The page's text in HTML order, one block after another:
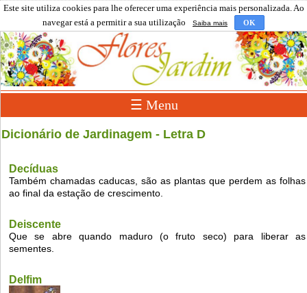
Este site utiliza cookies para lhe oferecer uma experiência mais personalizada. Ao
navegar está a permitir a sua utilização
Saiba mais OK
☰ Menu
Dicionário de Jardinagem - Letra D
Decíduas
Também chamadas caducas, são as plantas que perdem as folhas
ao final da estação de crescimento.
Deiscente
Que se abre quando maduro (o fruto seco) para liberar as
sementes.
Delfim